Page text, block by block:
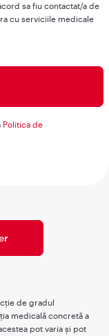
sa fiu contactat/a de
cu serviciile medicale
Politica de
de gradul
medicală concretă a
pot varia şi pot